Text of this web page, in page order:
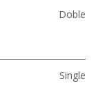
Doble
Single